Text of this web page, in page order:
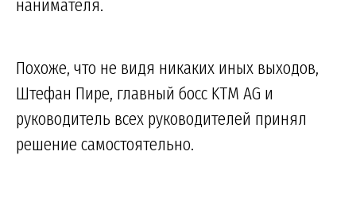
нанимателя.
Похоже, что не видя никаких иных выходов,
Штефан Пире, главный босс KTM AG и
руководитель всех руководителей принял
решение самостоятельно.